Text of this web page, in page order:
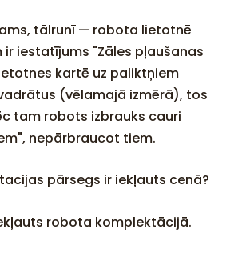
tālrunī — robota lietotnē
iestatījums "Zāles pļaušanas
kartē uz paliktņiem
(vēlamajā izmērā), tos
tam robots izbrauks cauri
nepārbraucot tiem.
pārsegs ir iekļauts cenā?
robota komplektācijā.